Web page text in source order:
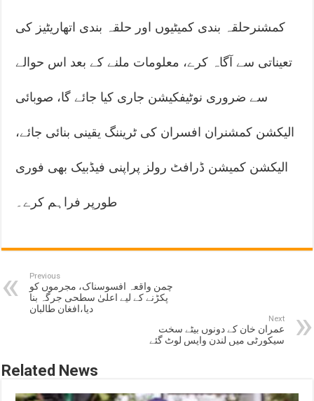
کمشنرحلقہ بندی کمیٹیوں اور حلقہ بندی اتھاریٹیز کی
تعیناتی سے آگاہ کرے، معلومات ملنے کے بعد اس حوالے
سے ضروری نوٹیفکیشن جاری کیا جائے گا، صوبائی
الیکشن کمشنران افسران کی ٹریننگ یقینی بنائی جائے،
الیکشن کمیشن ڈرافٹ رولز پراپنی فیڈبیک بھی فوری
طورپر فراہم کرے۔
Previous
چمن واقعہ افسوسناک، مجرموں کو
پکڑنے کے لیے اعلیٰ سطحی جرگہ بنا
دیا،افغان طالبان
Next
عمران خان کے دونوں بیٹے سخت
سیکورٹی میں لندن واپس لوٹ گئے
Related News